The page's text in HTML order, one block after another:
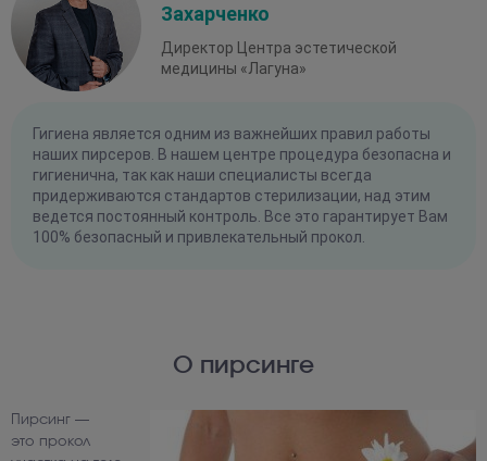
Захарченко
Директор Центра эстетической
медицины «Лагуна»
Гигиена является одним из важнейших правил работы
наших пирсеров. В нашем центре процедура безопасна и
гигиенична, так как наши специалисты всегда
придерживаются стандартов стерилизации, над этим
ведется постоянный контроль. Все это гарантирует Вам
100% безопасный и привлекательный прокол.
О пирсинге
Пирсинг —
это прокол